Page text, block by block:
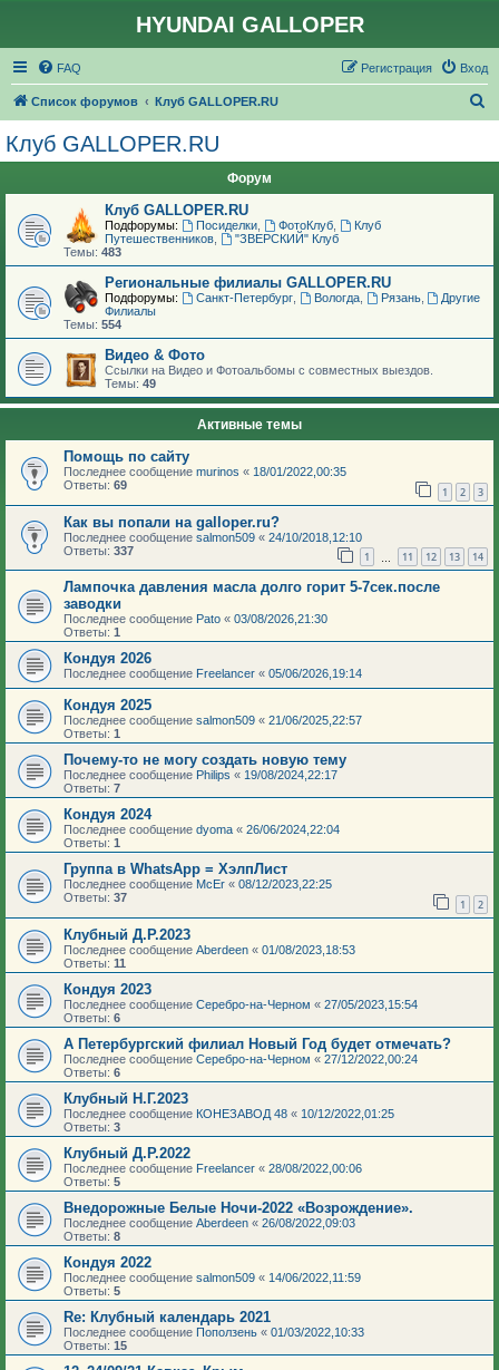
HYUNDAI GALLOPER
FAQ Вход
Регистрация
Список форумов Клуб GALLOPER.RU
Клуб GALLOPER.RU
Форум
Клуб GALLOPER.RU
Подфорумы: Посиделки, ФотоКлуб,
Клуб
Путешественников
"ЗВЕРСКИЙ" Клуб
Темы: 483
Региональные филиалы GALLOPER.RU
Подфорумы: Санкт-Петербург, Вологда, Рязань,
Другие
Филиалы
Темы: 554
Видео & Фото
Ссылки на Видео и Фотоальбомы с совместных выездов.
Темы: 49
Активные темы
Помощь по сайту
Последнее сообщение murinos « 18/01/2022,00:35
Ответы: 69 1 2 3
Как вы попали на galloper.ru?
Последнее сообщение salmon509 « 24/10/2018,12:10
Ответы: 337 1 11 12 13 14
Лампочка давления масла долго горит 5-7сек.после
заводки
Последнее сообщение Pato « 03/08/2026,21:30
Ответы: 1
Кондуя 2026
Последнее сообщение Freelancer « 05/06/2026,19:14
Кондуя 2025
Последнее сообщение salmon509 « 21/06/2025,22:57
Ответы: 1
Почему-то не могу создать новую тему
Последнее сообщение Philips « 19/08/2024,22:17
Ответы: 7
Кондуя 2024
Последнее сообщение dyoma « 26/06/2024,22:04
Ответы: 1
Группа в WhatsApp = ХэлпЛист
Последнее сообщение McEr « 08/12/2023,22:25
Ответы: 37 1 2
Клубный Д.Р.2023
Последнее сообщение Aberdeen « 01/08/2023,18:53
Ответы: 11
Кондуя 2023
Последнее сообщение Серебро-на-Черном « 27/05/2023,15:54
Ответы: 6
А Петербургский филиал Новый Год будет отмечать?
Последнее сообщение Серебро-на-Черном « 27/12/2022,00:24
Ответы: 6
Клубный Н.Г.2023
Последнее сообщение КОНЕЗАВОД 48 « 10/12/2022,01:25
Ответы: 3
Клубный Д.Р.2022
Последнее сообщение Freelancer « 28/08/2022,00:06
Ответы: 5
Внедорожные Белые Ночи-2022 «Возрождение».
Последнее сообщение Aberdeen « 26/08/2022,09:03
Ответы: 8
Кондуя 2022
Последнее сообщение salmon509 « 14/06/2022,11:59
Ответы: 5
Re: Клубный календарь 2021
Последнее сообщение Поползень « 01/03/2022,10:33
Ответы: 15